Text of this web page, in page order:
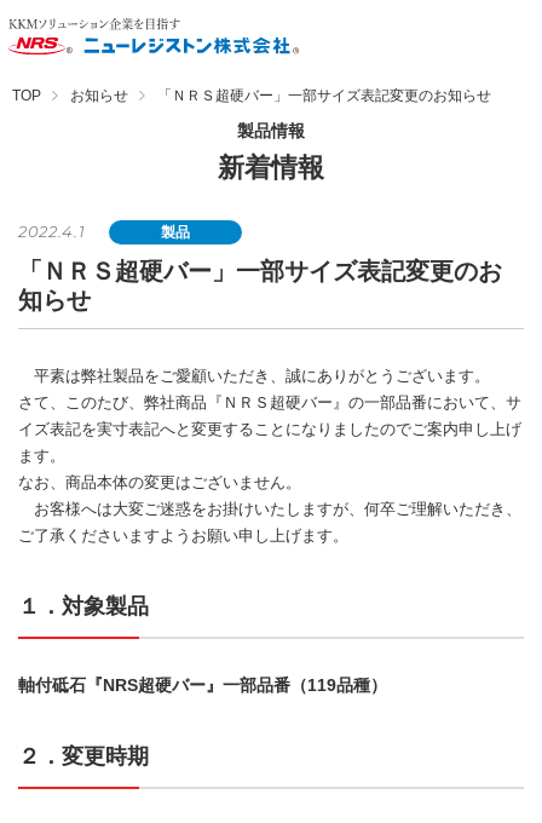
TOP お知らせ 「ＮＲＳ超硬バー」一部サイズ表記変更のお知らせ
製品情報
新着情報
2022.4.1 製品
「ＮＲＳ超硬バー」一部サイズ表記変更のお
知らせ
平素は弊社製品をご愛顧いただき、誠にありがとうございます。
さて、このたび、弊社商品『ＮＲＳ超硬バー』の一部品番において、サ
イズ表記を実寸表記へと変更することになりましたのでご案内申し上げ
ます。
なお、商品本体の変更はございません。
お客様へは大変ご迷惑をお掛けいたしますが、何卒ご理解いただき、
ご了承くださいますようお願い申し上げます。
１．対象製品
軸付砥石『NRS超硬バー』一部品番（119品種）
２．変更時期